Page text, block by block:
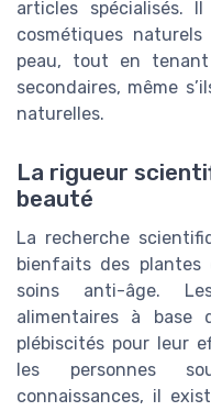
articles spécialisés.
cosmétiques
peau, tout en
secondaires, même
naturelles.
La rigueur
beauté
La recherche
bienfaits des plantes
soins anti-âge.
alimentaires à base
plébiscités pour leur
les personnes
connaissances, il